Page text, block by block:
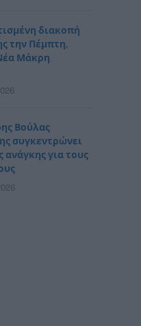
διακοπή
την Πέμπτη,
Μάκρη
Βούλας
συγκεντρώνει
ανάγκης για τους